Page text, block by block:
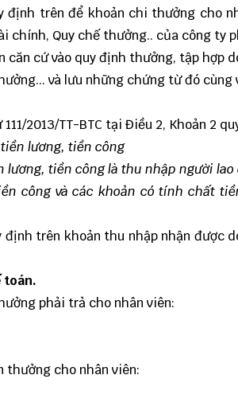
định trên để khoản chi thưởng cho
chính, Quy chế thưởng.. của công ty
căn cứ vào quy định thưởng, tập hợp
và lưu những chứng từ đó cùng
111/2013/TT-BTC tại Điều 2, Khoản 2
lương, tiền công
lương, tiền công là thu nhập người
công và các khoản có tính chất
định trên khoản thu nhập nhận được
toán.
phải trả cho nhân viên:
cho nhân viên: